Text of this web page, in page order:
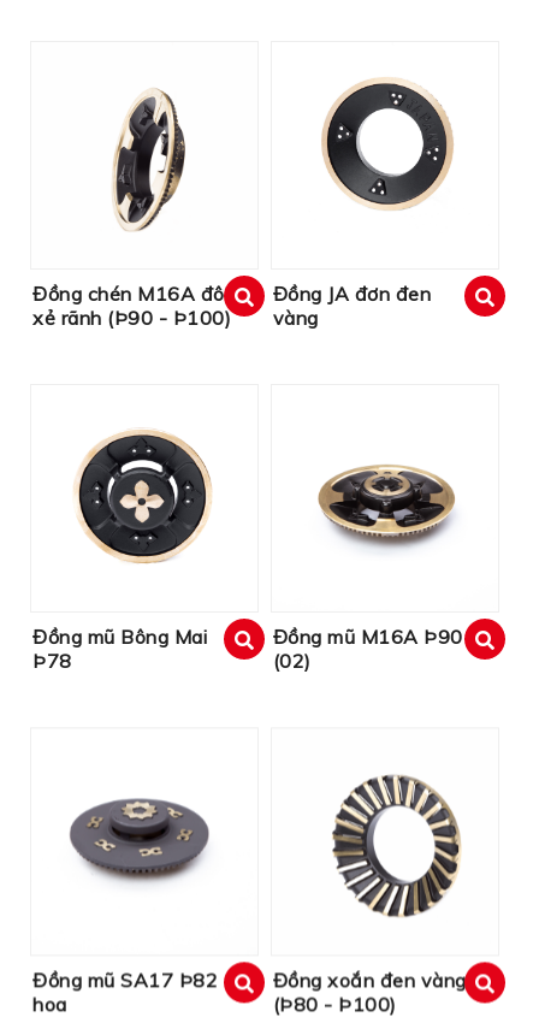
Đồng chén M16A đôi
xẻ rãnh (Þ90 - Þ100)xem
Đồng JA đơn đen
vàng
Đồng mũ Bông Mai
Þ78
Đồng mũ M16A Þ90
(02)
Đồng mũ SA17 Þ82
hoa
Đồng xoắn đen vàng
(Þ80 - Þ100)